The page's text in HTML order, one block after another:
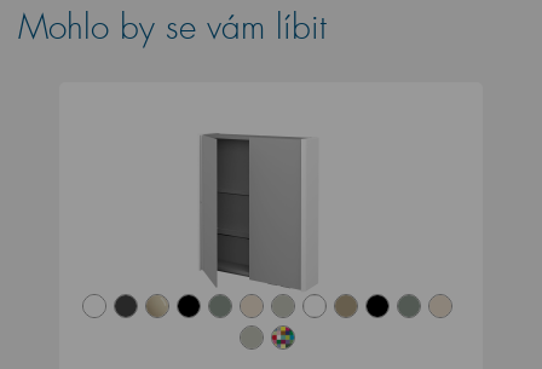
Mohlo by se vám líbit